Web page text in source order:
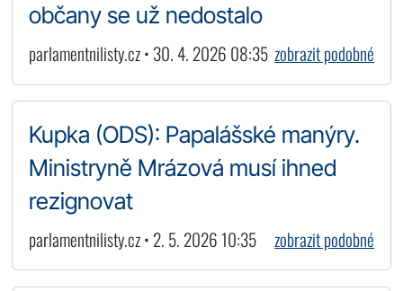
občany se už nedostalo
parlamentnilisty.cz • 30. 4. 2026 08:35 zobrazit podobné
Kupka (ODS): Papalášské manýry.
Ministryně Mrázová musí ihned
rezignovat
parlamentnilisty.cz • 2. 5. 2026 10:35 zobrazit podobné